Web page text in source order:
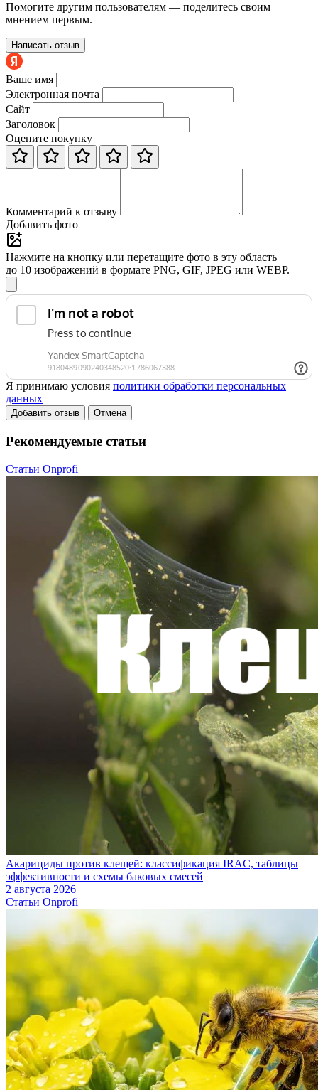
Помогите другим пользователям — поделитесь своим
мнением первым.
Написать отзыв
Ваше имя
Электронная почта
Сайт
Заголовок
Оцените покупку
Комментарий к отзыву
Добавить фото
Нажмите на кнопку или перетащите фото в эту область
до 10 изображений в формате PNG, GIF, JPEG или WEBP.
Я принимаю условия политики обработки персональных
данных
Добавить отзыв Отмена
Рекомендуемые статьи
Статьи Onprofi
Акарициды против клещей: классификация IRAC, таблицы
эффективности и схемы баковых смесей
2 августа 2026
Статьи Onprofi